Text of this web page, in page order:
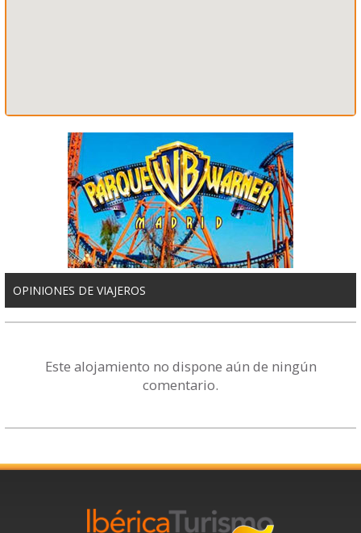
OPINIONES DE VIAJEROS
Este alojamiento no dispone aún de ningún
comentario.